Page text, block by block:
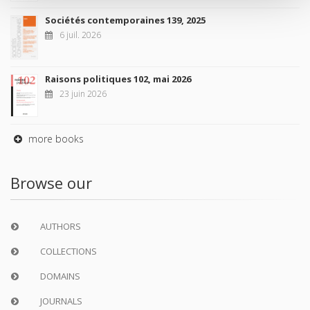
Sociétés contemporaines 139, 2025
6 juil. 2026
Raisons politiques 102, mai 2026
23 juin 2026
more books
Browse our
AUTHORS
COLLECTIONS
DOMAINS
JOURNALS